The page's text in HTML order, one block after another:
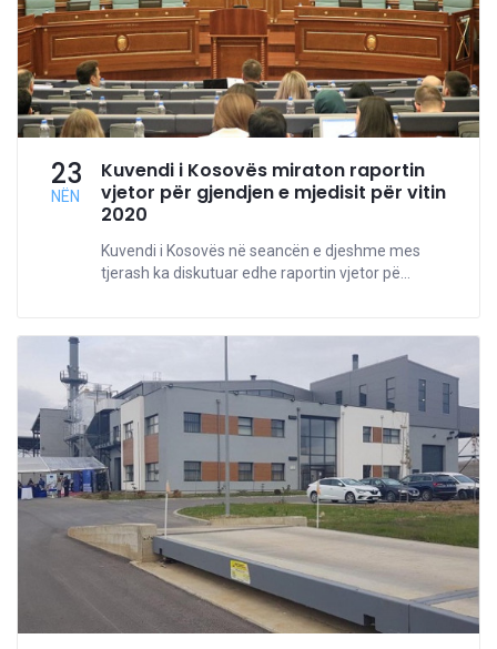
23
NËN
Kuvendi i Kosovës miraton raportin
vjetor për gjendjen e mjedisit për vitin
2020
Kuvendi i Kosovës në seancën e djeshme mes
tjerash ka diskutuar edhe raportin vjetor pë...